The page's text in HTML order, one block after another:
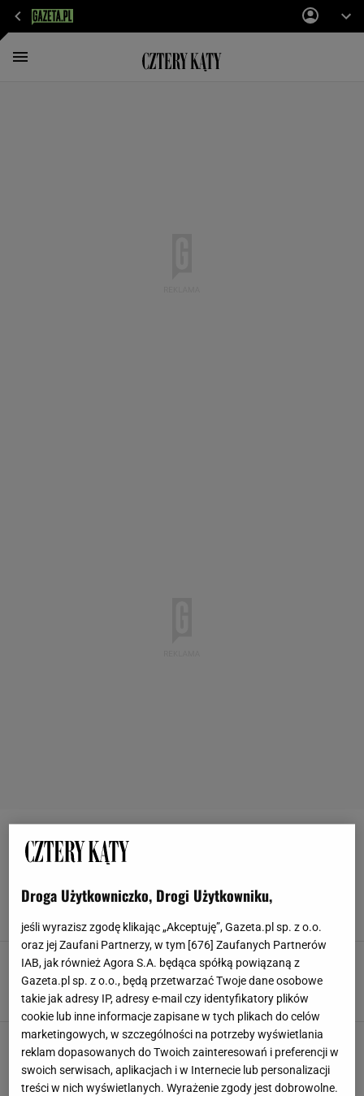
POJEMNIKI NA ŻYWNOŚĆ
pojemnik zaskakuje wyglądem i niską ceną
Bestseller online za niecałe 18 zł. Ryflowany
pojemnik z Sinsay to must have w kuchni
KUCHNIA POJEMNIK POJEMNIKI POJEMNIKI NA PRZYPRAWY
Ryflowane i funkcjonalne. Sinsay sprzedaje je
w 2-packu za 12,99 zł
KUCHNIA POJEMNIKI POJEMNIKI NA ŻYWNOŚĆ PUDEŁKA
Droga Użytkowniczko, Drogi Użytkowniku,
jeśli wyrazisz zgodę klikając „Akceptuję”, Gazeta.pl sp. z o.o.
oraz jej Zaufani Partnerzy, w tym [ 676 ] Zaufanych Partnerów
IAB, jak również Agora S.A. będąca spółką powiązaną z
Gazeta.pl sp. z o.o., będą przetwarzać Twoje dane osobowe
takie jak adresy IP, adresy e-mail czy identyfikatory plików
cookie lub inne informacje zapisane w tych plikach do celów
marketingowych, w szczególności na potrzeby wyświetlania
reklam dopasowanych do Twoich zainteresowań i preferencji w
swoich serwisach, aplikacjach i w Internecie lub personalizacji
treści w nich wyświetlanych. Wyrażenie zgody jest dobrowolne.